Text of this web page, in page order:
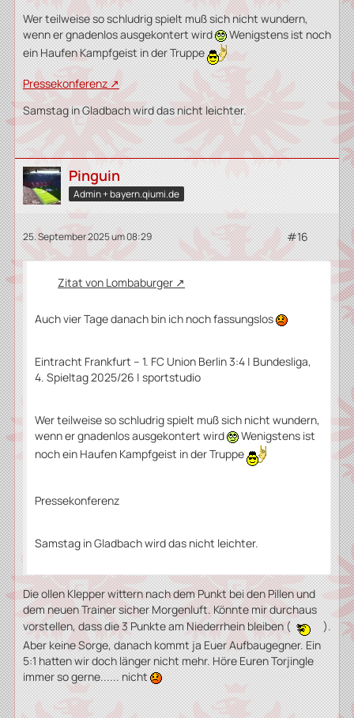
Wer teilweise so schludrig spielt muß sich nicht wundern,
wenn er gnadenlos ausgekontert wird
Wenigstens ist noch
ein Haufen Kampfgeist in der Truppe
Pressekonferenz
Samstag in Gladbach wird das nicht leichter.
Pinguin
Admin + bayern.qiumi.de
25. September 2025 um 08:29 #16
Zitat von Lombaburger
Auch vier Tage danach bin ich noch fassungslos
Eintracht Frankfurt – 1. FC Union Berlin 3:4 | Bundesliga,
4. Spieltag 2025/26 | sportstudio
Wer teilweise so schludrig spielt muß sich nicht wundern,
wenn er gnadenlos ausgekontert wird
Wenigstens ist
noch ein Haufen Kampfgeist in der Truppe
Pressekonferenz
Samstag in Gladbach wird das nicht leichter.
Die ollen Klepper wittern nach dem Punkt bei den Pillen und
dem neuen Trainer sicher Morgenluft. Könnte mir durchaus
vorstellen, dass die 3 Punkte am Niederrhein bleiben (
).
Aber keine Sorge, danach kommt ja Euer Aufbaugegner. Ein
5:1 hatten wir doch länger nicht mehr. Höre Euren Torjingle
immer so gerne...... nicht